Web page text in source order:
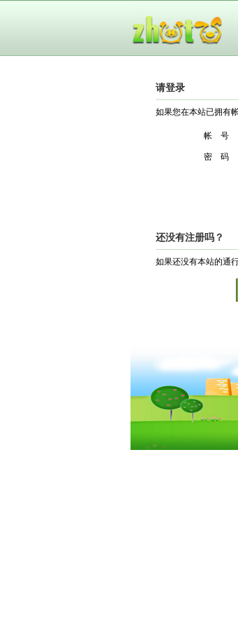
请登录
如果您在本站已拥有
帐 号
密 码
还没有注册吗？
如果还没有本站的通